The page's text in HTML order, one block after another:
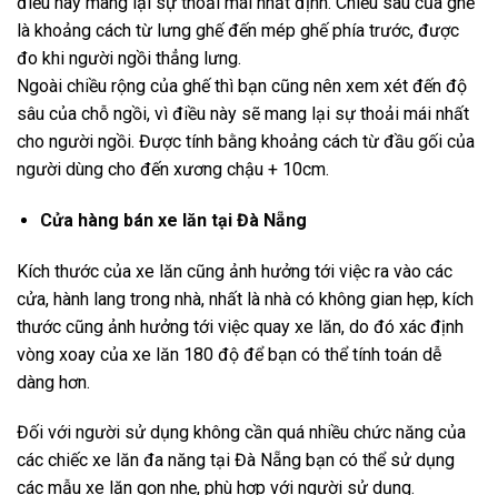
là khoảng cách từ lưng ghế đến mép ghế phía trước, được
đo khi người ngồi thẳng lưng.
Ngoài chiều rộng của ghế thì bạn cũng nên xem xét đến độ
sâu của chỗ ngồi, vì điều này sẽ mang lại sự thoải mái nhất
cho người ngồi. Được tính bằng khoảng cách từ đầu gối của
người dùng cho đến xương chậu + 10cm.
Cửa hàng bán xe lăn tại Đà Nẵng
Kích thước của xe lăn cũng ảnh hưởng tới việc ra vào các
cửa, hành lang trong nhà, nhất là nhà có không gian hẹp, kích
thước cũng ảnh hưởng tới việc quay xe lăn, do đó xác định
vòng xoay của xe lăn 180 độ để bạn có thể tính toán dễ
dàng hơn.
Đối với người sử dụng không cần quá nhiều chức năng của
các chiếc xe lăn đa năng tại Đà Nẵng bạn có thể sử dụng
các mẫu xe lăn gọn nhẹ, phù hợp với người sử dụng.